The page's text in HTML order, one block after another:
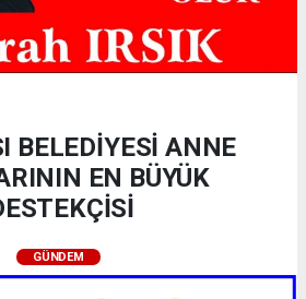
BELEDİYESİ ANNE
EN BÜYÜK
GÜNDEM